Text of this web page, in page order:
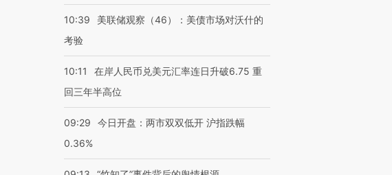
10:39
美联储观察（46）：美债市场对沃什的
考验
10:11
在岸人民币兑美元汇率连日升破6.75 重
回三年半高位
09:29
今日开盘：两市双双低开 沪指跌幅
0.36%